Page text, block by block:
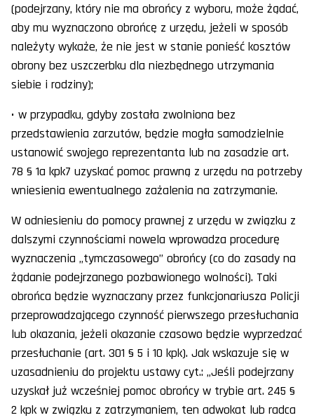
(podejrzany, który nie ma obrońcy z wyboru, może żądać,
aby mu wyznaczono obrońcę z urzędu, jeżeli w sposób
należyty wykaże, że nie jest w stanie ponieść kosztów
obrony bez uszczerbku dla niezbędnego utrzymania
siebie i rodziny);
• w przypadku, gdyby została zwolniona bez
przedstawienia zarzutów, będzie mogła samodzielnie
ustanowić swojego reprezentanta lub na zasadzie art.
78 § 1a kpk7 uzyskać pomoc prawną z urzędu na potrzeby
wniesienia ewentualnego zażalenia na zatrzymanie.
W odniesieniu do pomocy prawnej z urzędu w związku z
dalszymi czynnościami nowela wprowadza procedurę
wyznaczenia „tymczasowego” obrońcy (co do zasady na
żądanie podejrzanego pozbawionego wolności). Taki
obrońca będzie wyznaczany przez funkcjonariusza Policji
przeprowadzającego czynność pierwszego przesłuchania
lub okazania, jeżeli okazanie czasowo będzie wyprzedzać
przesłuchanie (art. 301 § 5 i 10 kpk). Jak wskazuje się w
uzasadnieniu do projektu ustawy cyt.: „Jeśli podejrzany
uzyskał już wcześniej pomoc obrońcy w trybie art. 245 §
2 kpk w związku z zatrzymaniem, ten adwokat lub radca